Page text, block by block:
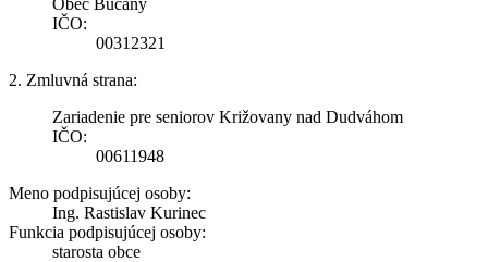
IČO:
00312321
2. Zmluvná strana:
Zariadenie pre seniorov Križovany nad Dudváhom
IČO:
00611948
Meno podpisujúcej osoby:
Ing. Rastislav Kurinec
Funkcia podpisujúcej osoby:
starosta obce